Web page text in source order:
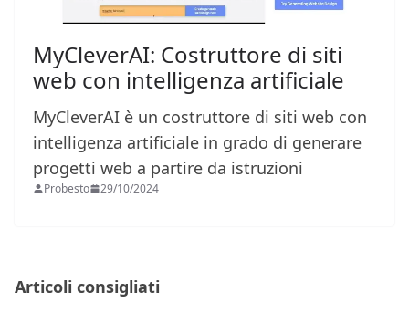
MyCleverAI: Costruttore di siti
web con intelligenza artificiale
MyCleverAI è un costruttore di siti web con
intelligenza artificiale in grado di generare
progetti web a partire da istruzioni
Probesto 29/10/2024
Articoli consigliati